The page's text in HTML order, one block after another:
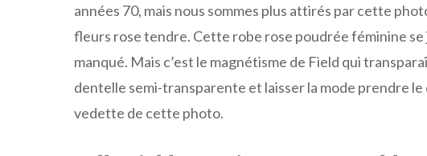
années 70, mais nous sommes plus attirés par cette
fleurs rose tendre. Cette robe rose poudrée féminine
manqué. Mais c’est le magnétisme de Field qui
dentelle semi-transparente et laisser la mode prendre
vedette de cette photo.